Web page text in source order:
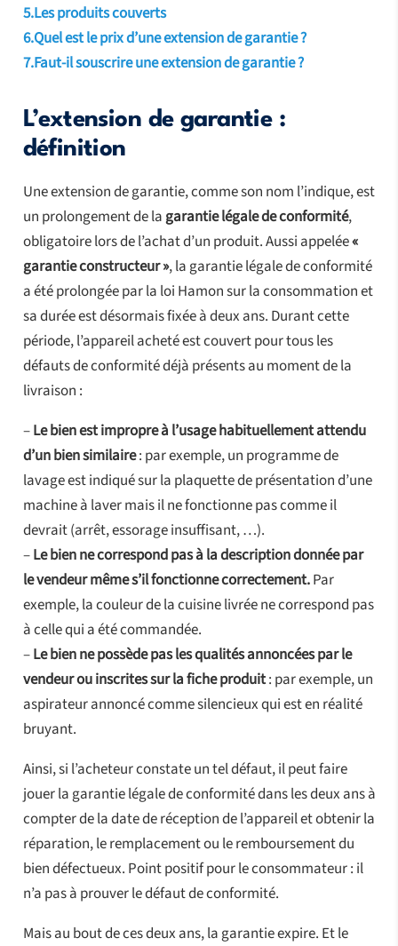
5.Les produits couverts
6.Quel est le prix d’une extension de garantie ?
7.Faut-il souscrire une extension de garantie ?
L’extension de garantie :
définition
Une extension de garantie, comme son nom l’indique, est
un prolongement de la garantie légale de conformité,
obligatoire lors de l’achat d’un produit. Aussi appelée«
garantie constructeur », la garantie légale de conformité
a été prolongée par la loi Hamon sur la consommation et
sa durée est désormais fixée à deux ans. Durant cette
période, l’appareil acheté est couvert pour tous les
défauts de conformité déjà présents au moment de la
livraison :
–Le bien est impropre à l’usage habituellement attendu
d’un bien similaire: par exemple, un programme de
lavage est indiqué sur la plaquette de présentation d’une
machine à laver mais il ne fonctionne pas comme il
devrait (arrêt, essorage insuffisant, …).
–Le bien ne correspond pas à la description donnée par
le vendeur même s’il fonctionne correctement.Par
exemple, la couleur de la cuisine livrée ne correspond pas
à celle qui a été commandée.
–Le bien ne possède pas les qualités annoncées par le
vendeur ou inscrites sur la fiche produit: par exemple, un
aspirateur annoncé comme silencieux qui est en réalité
bruyant.
Ainsi, si l’acheteur constate un tel défaut, il peut faire
jouer la garantie légale de conformité dans les deux ans à
compter de la date de réception de l’appareil et obtenir la
réparation, le remplacement ou le remboursement du
bien défectueux. Point positif pour le consommateur : il
n’a pas à prouver le défaut de conformité.
Mais au bout de ces deux ans, la garantie expire. Et le